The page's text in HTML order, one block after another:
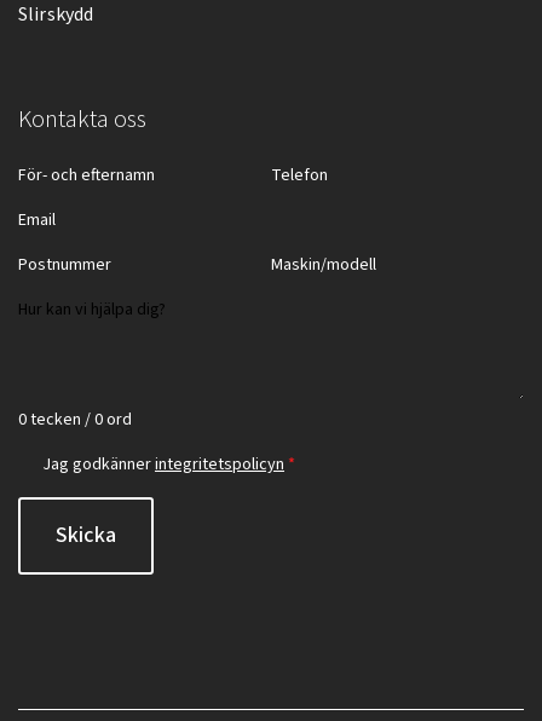
Slirskydd
Kontakta oss
0 tecken / 0 ord
Jag godkännerintegritetspolicyn *
Skicka